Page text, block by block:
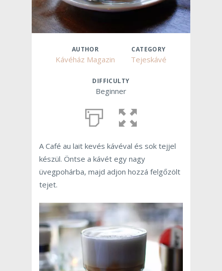
AUTHOR
Kávéház Magazin
CATEGORY
Tejeskávé
DIFFICULTY
Beginner
A Café au lait kevés kávéval és sok tejjel
készül. Öntse a kávét egy nagy
üvegpohárba, majd adjon hozzá felgőzölt
tejet.